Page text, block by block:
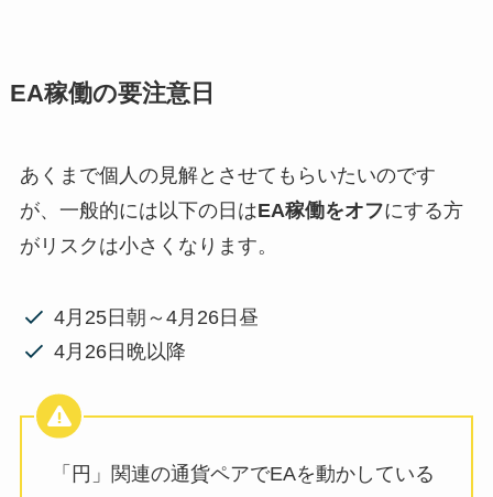
EA稼働の要注意日
あくまで個人の見解とさせてもらいたいのです
が、一般的には以下の日はEA稼働をオフにする方
がリスクは小さくなります。
4月25日朝～4月26日昼
4月26日晩以降
「円」関連の通貨ペアでEAを動かしている